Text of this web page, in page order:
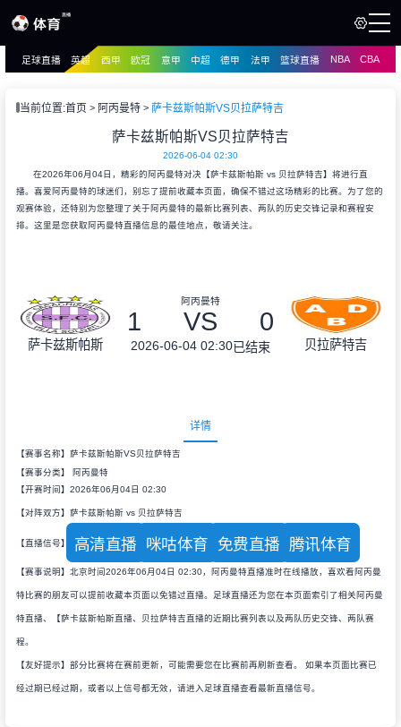
播
足球直播 英超 西甲 欧冠 意甲 中超 德甲 法甲 篮球直播 NBA CBA
当前位置:首页 阿丙曼特 萨卡兹斯帕斯VS贝拉萨特吉
萨卡兹斯帕斯VS贝拉萨特吉
2026-06-04 02:30
在2026年06月04日，精彩的阿丙曼特对决【萨卡兹斯帕斯 vs 贝拉萨特吉】将进行直
播。喜爱阿丙曼特的球迷们，别忘了提前收藏本页面，确保不错过这场精彩的比赛。为了您的
观赛体验，还特别为您整理了关于阿丙曼特的最新比赛列表、两队的历史交锋记录和赛程安
排。这里是您获取阿丙曼特直播信息的最佳地点，敬请关注。
萨卡兹斯帕斯
阿丙曼特
1 VS 0
2026-06-04 02:30已结束 贝拉萨特吉
详情
【赛事名称】萨卡兹斯帕斯VS贝拉萨特吉
【赛事分类】 阿丙曼特
【开赛时间】2026年06月04日 02:30
【对阵双方】萨卡兹斯帕斯 vs 贝拉萨特吉
【直播信号】 高清直播 咪咕体育 免费直播 腾讯体育
【赛事说明】北京时间2026年06月04日 02:30，阿丙曼特直播准时在线播放，喜欢看阿丙曼
特比赛的朋友可以提前收藏本页面以免错过直播。足球直播还为您在本页面索引了相关阿丙曼
特直播、【萨卡兹斯帕斯直播、贝拉萨特吉直播的近期比赛列表以及两队历史交锋、两队赛
程。
【友好提示】部分比赛将在赛前更新，可能需要您在比赛前再刷新查看。 如果本页面比赛已
经过期已经过期，或者以上信号都无效，请进入足球直播查看最新直播信号。